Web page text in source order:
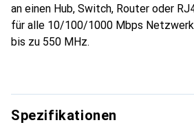
an einen Hub, Switch, Router oder
für alle 10/100/1000 Mbps
bis zu 550 MHz.
Spezifikationen